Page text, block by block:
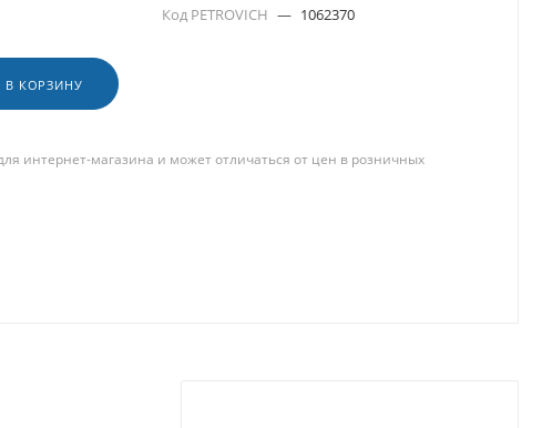
В КОРЗИНУ
Код PETROVICH — 1062370
интернет-магазина и может отличаться от цен в розничных